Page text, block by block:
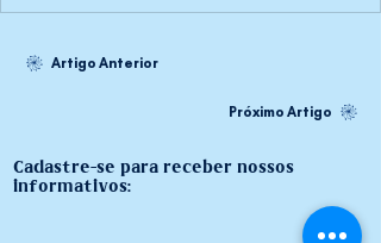
Artigo Anterior
Próximo Artigo
Cadastre-se para receber nossos
informativos: